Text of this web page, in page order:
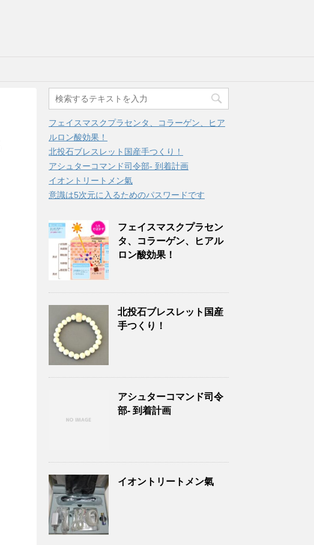
フェイスマスクプラセンタ、コラーゲン、ヒア
ルロン酸効果！
北投石ブレスレット国産手つくり！
アシュターコマンド司令部- 到着計画
イオントリートメン氣
意識は5次元に入るためのパスワードです
フェイスマスクプラセン
タ、コラーゲン、ヒアル
ロン酸効果！
北投石ブレスレット国産
手つくり！
アシュターコマンド司令
部- 到着計画
イオントリートメン氣